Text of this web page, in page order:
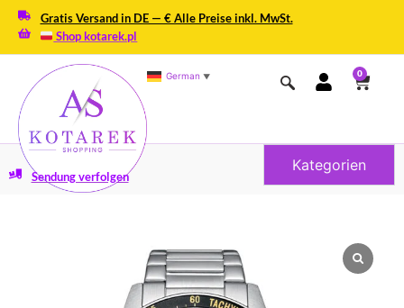
Gratis Versand in DE — € Alle Preise inkl. MwSt.
Shop kotarek.pl
German ▼ 0
Kategorien
Sendung verfolgen